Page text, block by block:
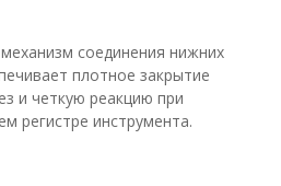
соединения нижних
плотное закрытие
и четкую реакцию при
регистре инструмента.